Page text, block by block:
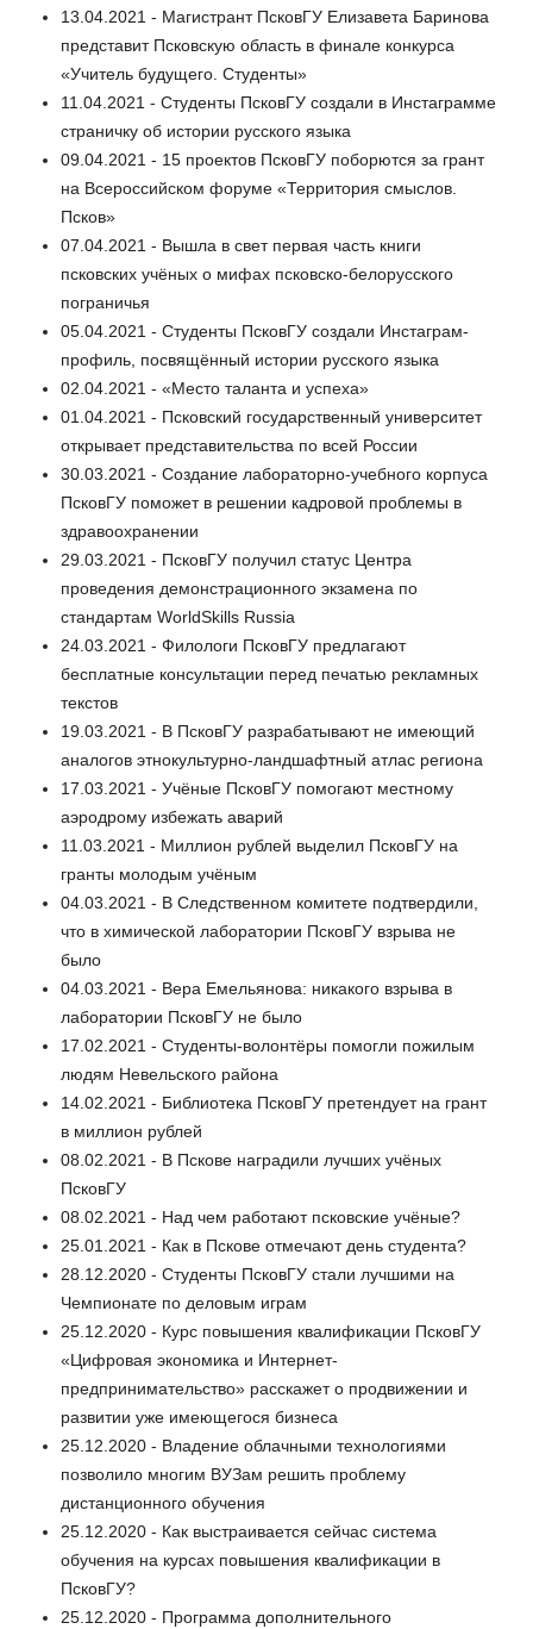
13.04.2021 - Магистрант ПсковГУ Елизавета Баринова
представит Псковскую область в финале конкурса
«Учитель будущего. Студенты»
11.04.2021 - Студенты ПсковГУ создали в Инстаграмме
страничку об истории русского языка
09.04.2021 - 15 проектов ПсковГУ поборются за грант
на Всероссийском форуме «Территория смыслов.
Псков»
07.04.2021 - Вышла в свет первая часть книги
псковских учёных о мифах псковско-белорусского
пограничья
05.04.2021 - Студенты ПсковГУ создали Инстаграм-
профиль, посвящённый истории русского языка
02.04.2021 - «Место таланта и успеха»
01.04.2021 - Псковский государственный университет
открывает представительства по всей России
30.03.2021 - Создание лабораторно-учебного корпуса
ПсковГУ поможет в решении кадровой проблемы в
здравоохранении
29.03.2021 - ПсковГУ получил статус Центра
проведения демонстрационного экзамена по
стандартам WorldSkills Russia
24.03.2021 - Филологи ПсковГУ предлагают
бесплатные консультации перед печатью рекламных
текстов
19.03.2021 - В ПсковГУ разрабатывают не имеющий
аналогов этнокультурно-ландшафтный атлас региона
17.03.2021 - Учёные ПсковГУ помогают местному
аэродрому избежать аварий
11.03.2021 - Миллион рублей выделил ПсковГУ на
гранты молодым учёным
04.03.2021 - В Следственном комитете подтвердили,
что в химической лаборатории ПсковГУ взрыва не
было
04.03.2021 - Вера Емельянова: никакого взрыва в
лаборатории ПсковГУ не было
17.02.2021 - Студенты-волонтёры помогли пожилым
людям Невельского района
14.02.2021 - Библиотека ПсковГУ претендует на грант
в миллион рублей
08.02.2021 - В Пскове наградили лучших учёных
ПсковГУ
08.02.2021 - Над чем работают псковские учёные?
25.01.2021 - Как в Пскове отмечают день студента?
28.12.2020 - Студенты ПсковГУ стали лучшими на
Чемпионате по деловым играм
25.12.2020 - Курс повышения квалификации ПсковГУ
«Цифровая экономика и Интернет-
предпринимательство» расскажет о продвижении и
развитии уже имеющегося бизнеса
25.12.2020 - Владение облачными технологиями
позволило многим ВУЗам решить проблему
дистанционного обучения
25.12.2020 - Как выстраивается сейчас система
обучения на курсах повышения квалификации в
ПсковГУ?
25.12.2020 - Программа дополнительного